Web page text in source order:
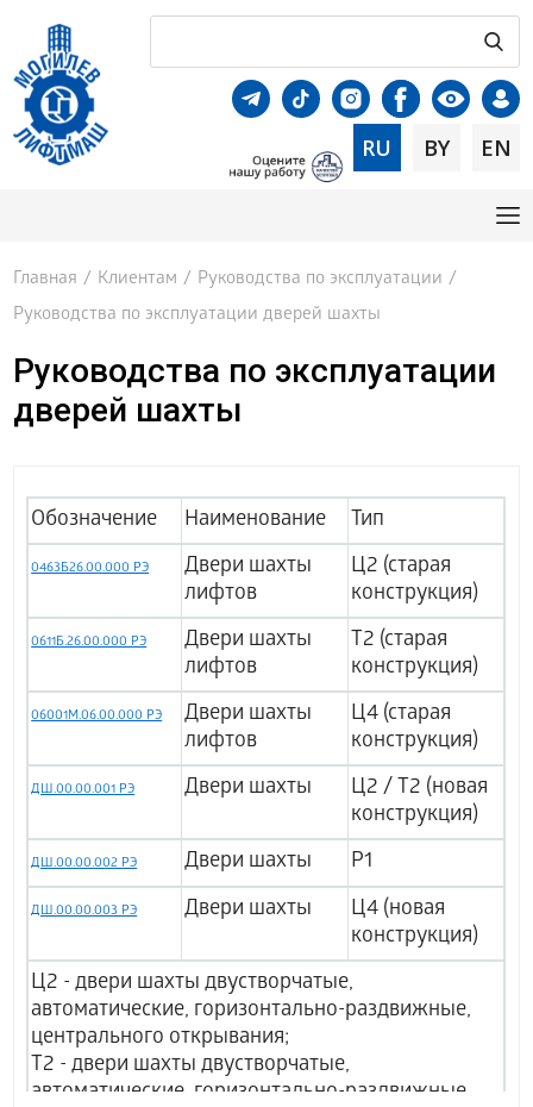
RU BY EN
Главная / Клиентам / Руководства по эксплуатации /
Руководства по эксплуатации дверей шахты
Руководства по эксплуатации
дверей шахты
Обозначение Наименование Тип
0463Б26.00.000 РЭ
Двери шахты
лифтов
Ц2 (старая
конструкция)
0611Б.26.00.000 РЭ
Двери шахты
лифтов
Т2 (старая
конструкция)
06001М.06.00.000 РЭ
Двери шахты
лифтов
Ц4 (старая
конструкция)
ДШ.00.00.001 РЭ Двери шахты
Ц2 / Т2 (новая
конструкция)
ДШ.00.00.002 РЭ Двери шахты Р1
ДШ.00.00.003 РЭ Двери шахты
Ц4 (новая
конструкция)
Ц2 - двери шахты двустворчатые,
автоматические, горизонтально-раздвижные,
центрального открывания;
Т2 - двери шахты двустворчатые,
автоматические, горизонтально-раздвижные,